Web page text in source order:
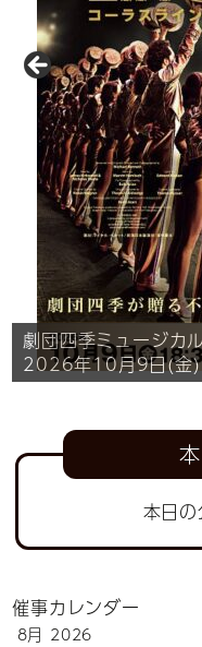
レオの小さなトラン
～TACT to the
2026年8月11日（
GRe4NBOYZイマ
2026年9月27日(日
劇団四季ミュージカ
2026年10月9日(金
タクトピアノオープ
https://tacnal-
四角いおへや
タクトフリースペー
ORANGE RANGE
2026年12月13日(
本日
催事カレンダー
8月 2026